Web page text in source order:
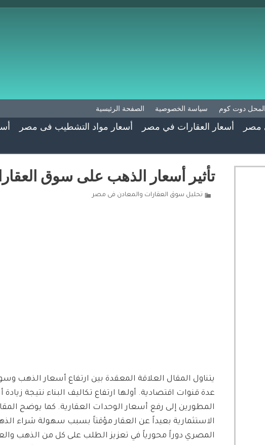
الصفحة الرئيسية سياسة الخصوصية دوت كوم
أسعار مواد التشطيب فى مصر أسعار العقارات في مصر مصر
تأثير أسعار الذهب على سوق
تحليل سوق العقارات والمعادن فى مصر
يتناول المقال العلاقة المعقدة بين ارتفاع أسعار الذهب
عدة قنوات اقتصادية. أولها ارتفاع تكاليف البناء نتيجة
المطورين إلى رفع أسعار الوحدات العقارية. كما يوضح
الاستثمارية بعيداً عن العقار مؤقتاً بسبب سهولة شراء
المصري دوراً محورياً في تعزيز الطلب على كل من الذهب